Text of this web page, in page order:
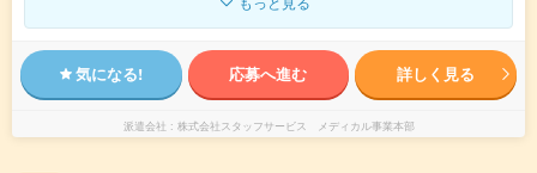
気になる! 応募へ進む 詳しく見る
派遣会社 株式会社スタッフサービス メディカル事業本部